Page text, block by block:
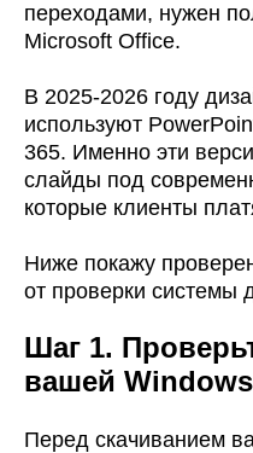
переходами, нужен
Microsoft Office.
В 2025-2026 году
используют
365. Именно эти
слайды под
которые клиенты
Ниже покажу
от проверки системы
Шаг 1.
вашей Windows
Перед скачиванием